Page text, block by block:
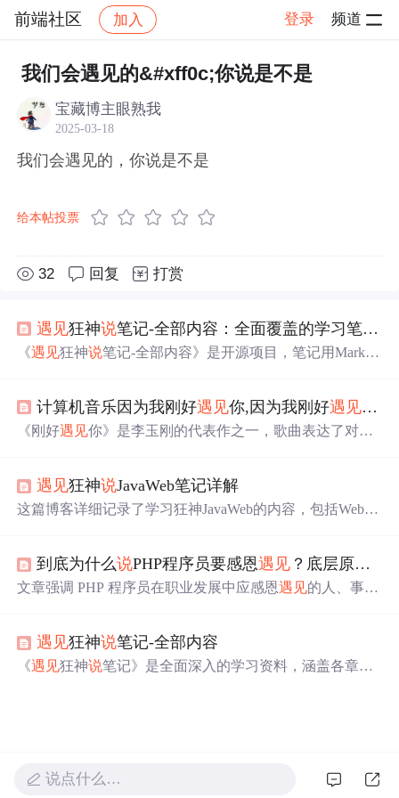
前端社区 加入 登录 频道
社区 前端社区 感慨 帖子详情
我们会遇见的&#xff0c;你说是不是
宝藏博主眼熟我
2025-03-18
我们会遇见的，你说是不是
给本帖投票
32 回复 打赏
遇见狂神说笔记-全部内容：全面覆盖的学习笔记资源
《遇见狂神说笔记-全部内容》是开源项目，笔记用Markdo
内容全面、知识有深度、易读、开源共享等特点，能提升
学习效果。
计算机音乐因为我刚好遇见你,因为我刚好遇见你歌
《刚好遇见你》是李玉刚的代表作之一，歌曲表达了对生
歌不仅是李玉刚音乐生涯的一个里程碑，也是他对粉丝和
生活中重要人物的感激之情的表达。
遇见狂神说JavaWeb笔记详解
这篇博客详细记录了学习狂神JavaWeb的内容，包括Web服
的深入解析，帮助读者掌握JavaWeb开发的关键技术。
到底为什么说PHP程序员要感恩遇见 ？底层原理是什么？
文章强调 PHP 程序员在职业发展中应感恩遇见的人、事、
原理，并给出在职业发展中感恩遇见
值、主动学习、寻求支持和分享等。
遇见狂神说笔记-全部内容
《遇见狂神说笔记》是全面深入的学习资料，涵盖各章节
说点什么…